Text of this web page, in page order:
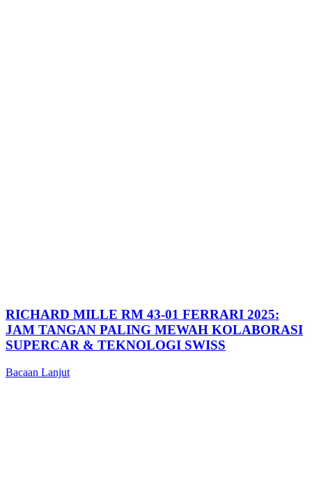
RICHARD MILLE RM 43-01 FERRARI 2025:
JAM TANGAN PALING MEWAH KOLABORASI
SUPERCAR & TEKNOLOGI SWISS
Bacaan Lanjut